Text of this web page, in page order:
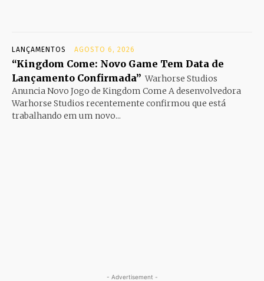
LANÇAMENTOS AGOSTO 6, 2026
“Kingdom Come: Novo Game Tem Data de
Lançamento Confirmada” Warhorse Studios
Anuncia Novo Jogo de Kingdom Come A desenvolvedora
Warhorse Studios recentemente confirmou que está
trabalhando em um novo...
- Advertisement -